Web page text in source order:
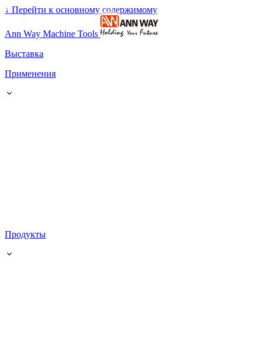
↓ Перейти к основному содержимому
Ann Way Machine Tools
Выставка
Применения
Продукты